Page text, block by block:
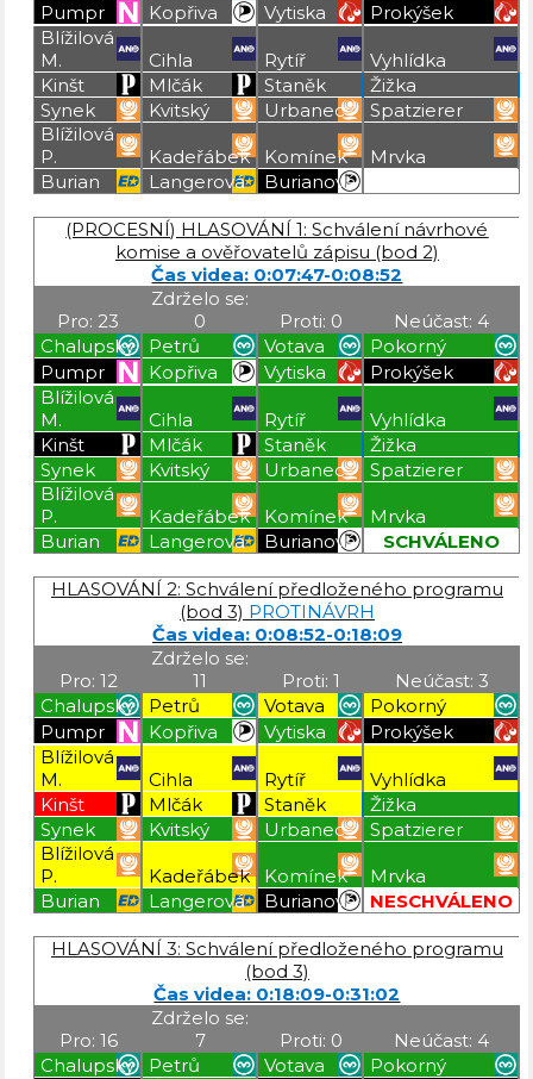
Pumpr
Kopřiva Vytiska
Prokýšek
Blížilová
M.
Cihla Rytíř
Vyhlídka
Kinšt
Mlčák Staněk
Žižka
Synek
Kvitský Urbanec
Spatzierer
Blížilová
P.
Kadeřábek Komínek
Mrvka
Burian
Langerová
Burianová
(PROCESNÍ) HLASOVÁNÍ 1: Schválení návrhové
komise a ověřovatelů zápisu (bod 2)
Čas videa: 0:07:47-0:08:52
Pro: 23
Zdrželo se:
0
Proti: 0
Neúčast: 4
Chalupský
Petrů Votava
Pokorný
Pumpr
Kopřiva Vytiska
Prokýšek
Blížilová
M.
Cihla Rytíř
Vyhlídka
Kinšt
Mlčák Staněk
Žižka
Synek
Kvitský Urbanec
Spatzierer
Blížilová
P.
Kadeřábek Komínek
Mrvka
Burian
Langerová Burianová
SCHVÁLENO
HLASOVÁNÍ 2: Schválení předloženého programu
(bod 3) PROTINÁVRH
Čas videa: 0:08:52-0:18:09
Pro: 12
Zdrželo se:
11
Proti: 1
Neúčast: 3
Chalupský
Petrů Votava
Pokorný
Pumpr
Kopřiva Vytiska
Prokýšek
Blížilová
M.
Cihla Rytíř
Vyhlídka
Kinšt
Mlčák Staněk
Žižka
Synek
Kvitský Urbanec
Spatzierer
Blížilová
P.
Kadeřábek Komínek
Mrvka
Burian
Langerová Burianová
NESCHVÁLENO
HLASOVÁNÍ 3: Schválení předloženého programu
(bod 3)
Čas videa: 0:18:09-0:31:02
Pro: 16
Zdrželo se:
7
Proti: 0
Neúčast: 4
Chalupský
Petrů Votava
Pokorný